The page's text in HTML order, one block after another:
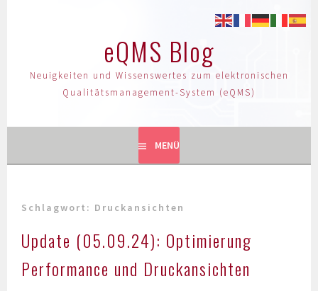
eQMS Blog
Neuigkeiten und Wissenswertes zum elektronischen
Qualitätsmanagement-System (eQMS)
MENÜ
Schlagwort: Druckansichten
Update (05.09.24): Optimierung
Performance und Druckansichten